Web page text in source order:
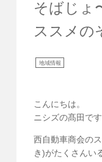
そばじょ
ススメの
地域情報
こんにちは。
ニシズの髙田です
西自動車商会の
き)がたくさんい